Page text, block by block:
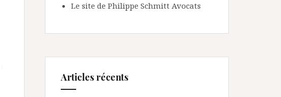
Le site de Philippe Schmitt Avocats
Articles récents